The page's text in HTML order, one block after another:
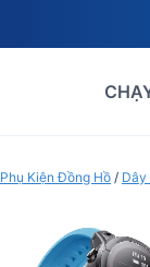
Phụ Kiện Đồng Hồ /